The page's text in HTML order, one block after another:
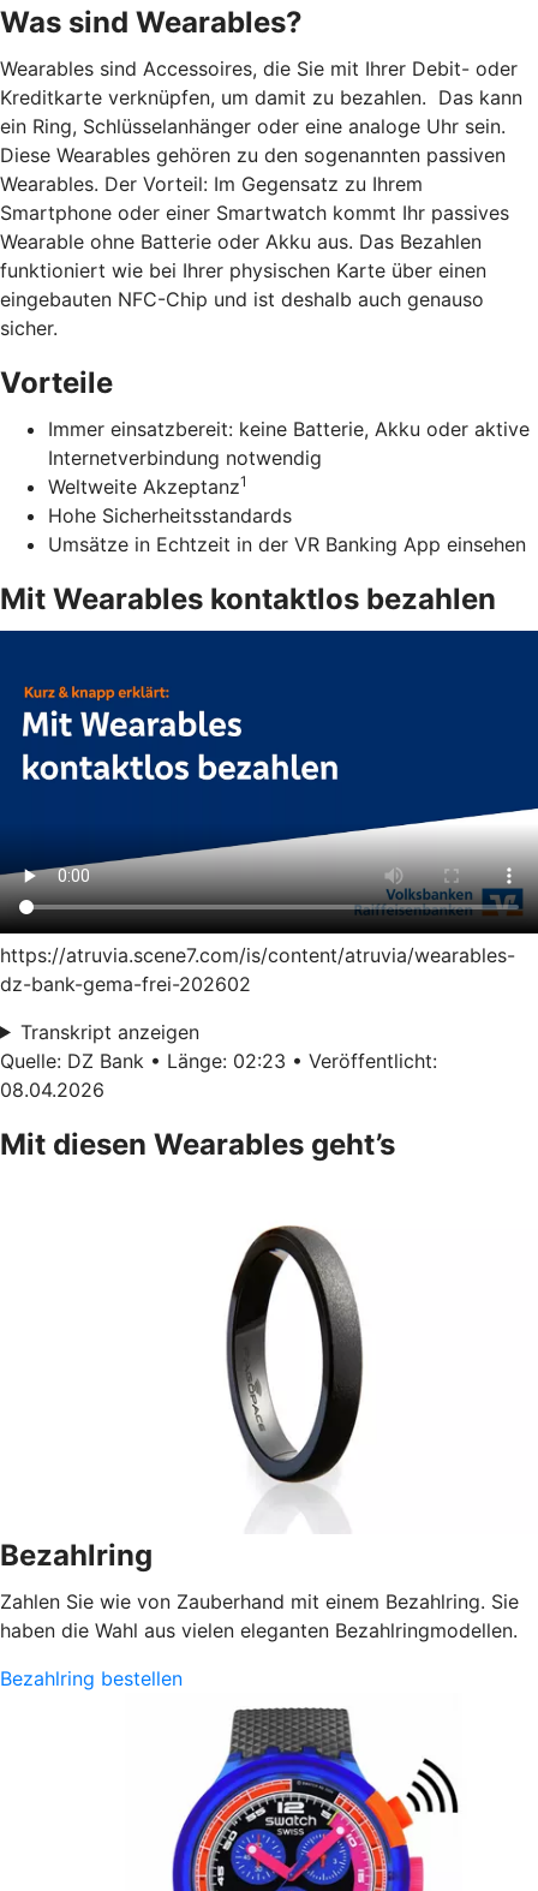
Was sind Wearables?
Wearables sind Accessoires, die Sie mit Ihrer Debit- oder
Kreditkarte verknüpfen, um damit zu bezahlen. Das kann
ein Ring, Schlüsselanhänger oder eine analoge Uhr sein.
Diese Wearables gehören zu den sogenannten passiven
Wearables. Der Vorteil: Im Gegensatz zu Ihrem
Smartphone oder einer Smartwatch kommt Ihr passives
Wearable ohne Batterie oder Akku aus. Das Bezahlen
funktioniert wie bei Ihrer physischen Karte über einen
eingebauten NFC-Chip und ist deshalb auch genauso
sicher.
Vorteile
Immer einsatzbereit: keine Batterie, Akku oder aktive
Internetverbindung notwendig
Weltweite Akzeptanz1
Hohe Sicherheitsstandards
Umsätze in Echtzeit in der VR Banking App einsehen
Mit Wearables kontaktlos bezahlen
https://atruvia.scene7.com/is/content/atruvia/wearables-
dz-bank-gema-frei-202602
Transkript anzeigen
Quelle: DZ Bank • Länge: 02:23 • Veröffentlicht:
08.04.2026
Mit diesen Wearables geht’s
Bezahlring
Zahlen Sie wie von Zauberhand mit einem Bezahlring. Sie
haben die Wahl aus vielen eleganten Bezahlringmodellen.
Bezahlring bestellen